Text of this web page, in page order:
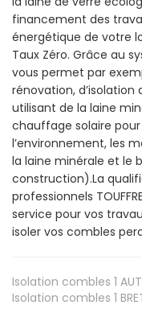
financement des
énergétique de votre
Taux Zéro. Grâce au
vous permet par
rénovation, d’isolation
utilisant de la laine
chauffage solaire
l’environnement, les
la laine minérale et le
construction).La
professionnels
service pour vos
isoler vos combles
Isolation combles 1
Isolation combles 1